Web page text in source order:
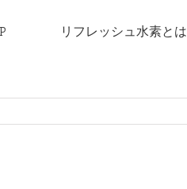
リフレッシュ水素とは